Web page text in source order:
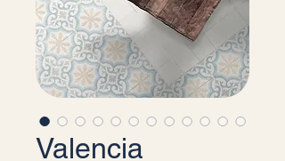
Valencia